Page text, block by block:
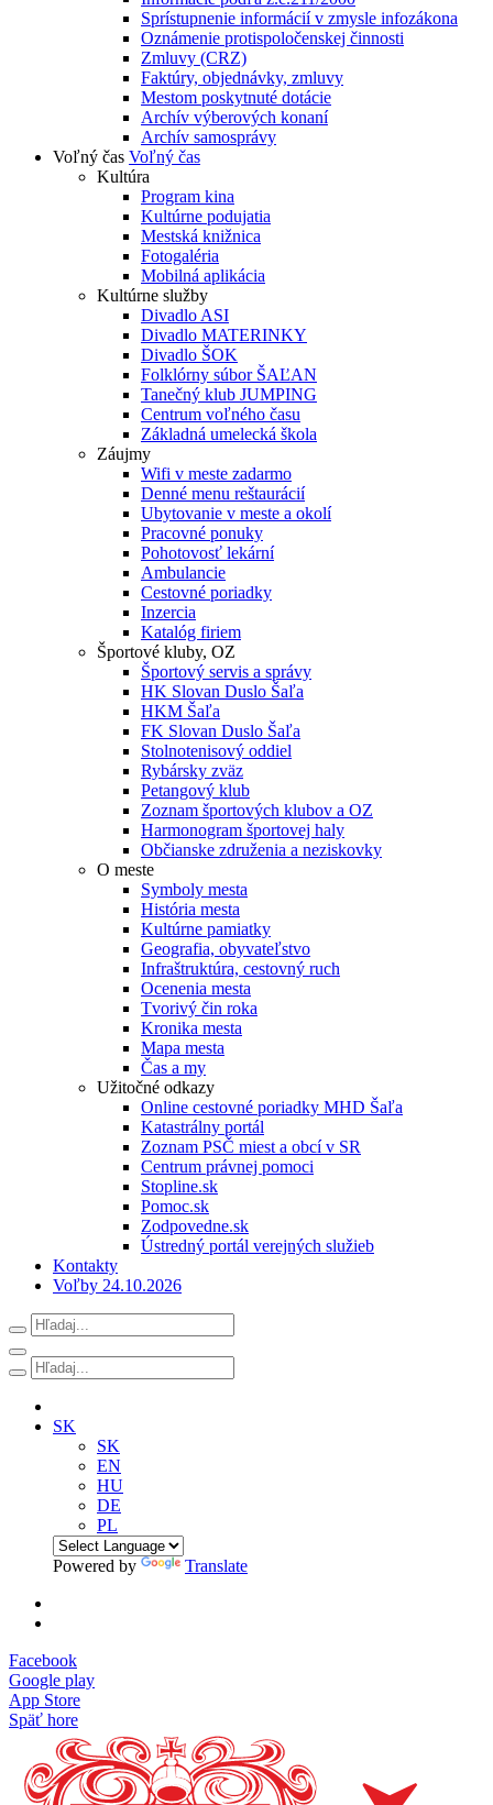
Sprístupnenie informácií v zmysle infozákona
Oznámenie protispoločenskej činnosti
Zmluvy (CRZ)
Faktúry, objednávky, zmluvy
Mestom poskytnuté dotácie
Archív výberových konaní
Archív samosprávy
Voľný čas Voľný čas
Kultúra
Program kina
Kultúrne podujatia
Mestská knižnica
Fotogaléria
Mobilná aplikácia
Kultúrne služby
Divadlo ASI
Divadlo MATERINKY
Divadlo ŠOK
Folklórny súbor ŠAĽAN
Tanečný klub JUMPING
Centrum voľného času
Základná umelecká škola
Záujmy
Wifi v meste zadarmo
Denné menu reštaurácií
Ubytovanie v meste a okolí
Pracovné ponuky
Pohotovosť lekární
Ambulancie
Cestovné poriadky
Inzercia
Katalóg firiem
Športové kluby, OZ
Športový servis a správy
HK Slovan Duslo Šaľa
HKM Šaľa
FK Slovan Duslo Šaľa
Stolnotenisový oddiel
Rybársky zväz
Petangový klub
Zoznam športových klubov a OZ
Harmonogram športovej haly
Občianske združenia a neziskovky
O meste
Symboly mesta
História mesta
Kultúrne pamiatky
Geografia, obyvateľstvo
Infraštruktúra, cestovný ruch
Ocenenia mesta
Tvorivý čin roka
Kronika mesta
Mapa mesta
Čas a my
Užitočné odkazy
Online cestovné poriadky MHD Šaľa
Katastrálny portál
Zoznam PSČ miest a obcí v SR
Centrum právnej pomoci
Stopline.sk
Pomoc.sk
Zodpovedne.sk
Ústredný portál verejných služieb
Kontakty
Voľby 24.10.2026
SK
SK
EN
HU
DE
PL
Powered by Translate
Facebook
Google play
App Store
Späť hore